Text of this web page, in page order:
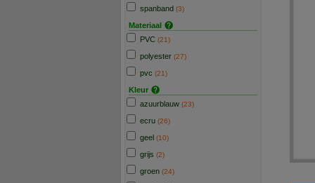
spanband (3)
Materiaal
PVC (21)
polyester (27)
pvc (21)
Kleur
azuurblauw (23)
ecru (26)
geel (10)
grijs (2)
groen (24)